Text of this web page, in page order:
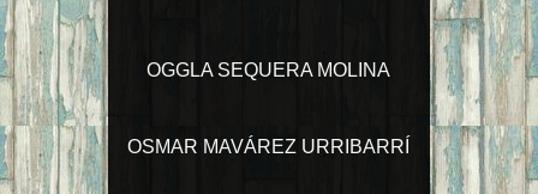
OGGLA SEQUERA MOLINA
OSMAR MAVÁREZ URRIBARRÍ